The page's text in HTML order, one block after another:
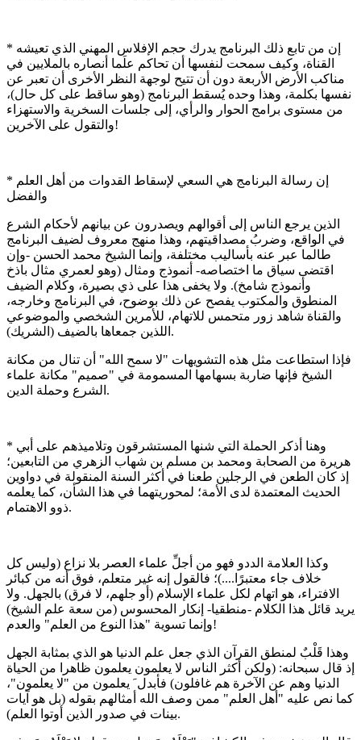
* إن من تابع ذلك البرنامج يدرك حجم الإفلاس المهني الذي تعيشه
القناة، وكيف سمحت لنفسها أن تحاكم علَما أنصاره بالملايين في
مناكب الأرض الأربعة دون أن تتيح لوجهة النظر الأخرى أن تعبر عن
نفسها بكلمة، وهذا وحده يُسقط البرنامج (وهو ساقط على كل حال)،
من مستوى برامج الحوار والرأي، إلى جلسات السخرية والاستهزاء
والتقول على الآخرين!
* إن رسالة البرنامج هي السعي لإسقاط القدوات من أهل العلم
والفضل
الذين يرجع الناس إلى أقوالهم ويصدرون عن بيانهم لأحكام الشرع
في الواقع، وضربُ مصداقيتهم، وهذا منهج معروف لضيف البرنامج
طالما عبر عنه بأساليب مختلفة، وإنما الشيخ محمد الحسن -وإن
اقتضى سياق ما اختصاصه- أنموذج ومثال (وهو لعمري مثال باذخ
وأنموذج شامخ). ولا يخفى هذا على ذي بصيرة، وكلام الضيف
المنطوق والمكتوب يفصح عن ذلك بوضوح، في البرنامج وخارجه،
والقناة شاهد زور متحمس للاتهام، للأمرين الشخصي والموضوعي
اللذين جمعاها بالضيف (الشريك).
فإذا استطاعت مثل هذه التشويهات "لا سمح الله" أن تنال من مكانة
الشيخ فإنها ضاربة بسهامها المسمومة في "صميم" مكانة علماء
الشرع وحملة الدين.
* وهنا أذكر الحملة التي شنها المستشرقون وتلاميذهم على أبي
هريرة من الصحابة ومحمد بن مسلم بن شهاب الزهري من التابعين؛
إذ كان الطعن في الرجلين طعنا في أكثر السنة المنقولة في دواوين
الحديث المعتمدة لدى الأمة؛ لمحوريتهما في هذا الشأن، كما يعلمه
ذوو الاهتمام.
وكذا العلامة الددو فهو من أجلِّ علماء العصر بلا نزاع (وليس كل
خلاف جاء معتبرًا....)؛ فالقول إنه غير متعلم، فوق أنه من كبائر
الافتراء، هو اتهام لكل علماء الإسلام (أو جلهم، لا فرق) بالجهل. ولا
يريد قائل هذا الكلام -منطقيا- إنكار المحسوس (من سعة علم الشيخ)
وإنما تسوية "هذا النوع من العلم" والعدم!
وهذا قَلْبٌ لمنطق القرآن الذي جعل علم الدنيا هو الذي بمثابة الجهل
إذ قال سبحانه: (ولكن أكثر الناس لا يعلمون يعلمون ظاهرا من الحياة
الدنيا وهم عن الآخرة هم غافلون) فأبدل َ يعلمون من "لا يعلمون"،
كما نص عليه "أهل العلم" ممن وصف الله أمثالهم بقوله (بل هو آيات
بينات في صدور الذين أوتوا العلم).